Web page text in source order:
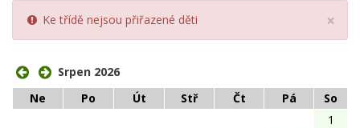
×
Ke třídě nejsou přiřazené děti
Srpen 2026
Ne
Po Út Stř Čt Pá
So
1